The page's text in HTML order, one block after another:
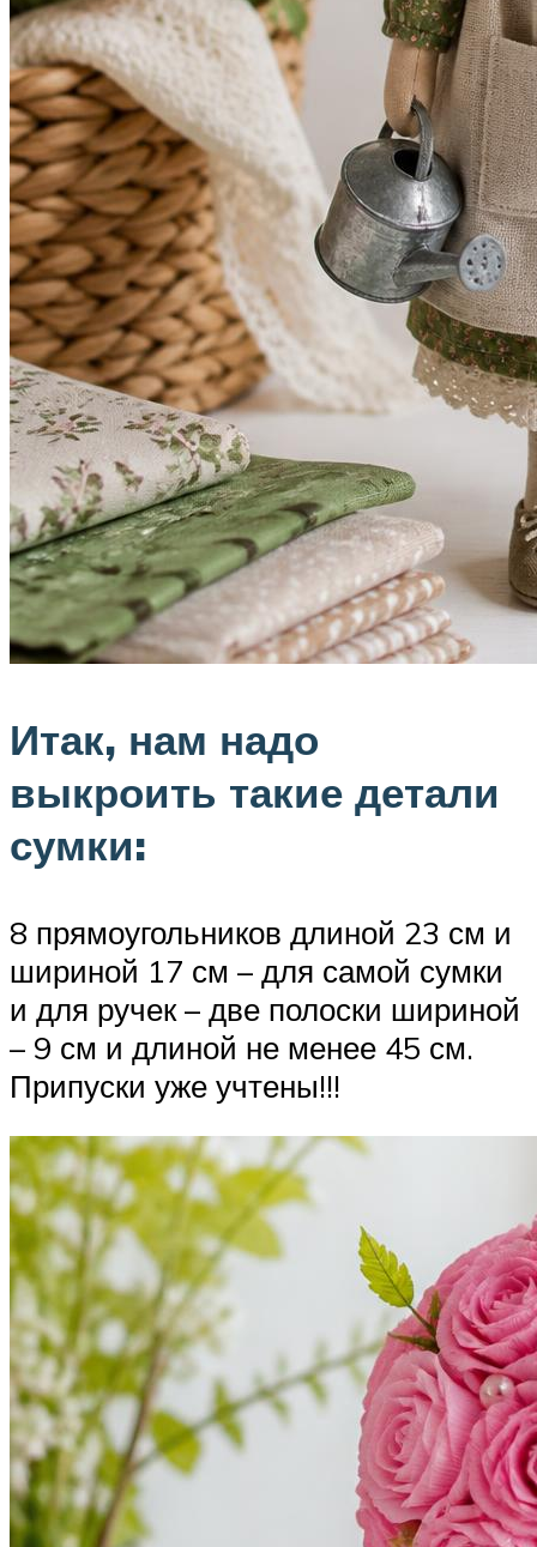
Итак, нам надо
выкроить такие детали
сумки:
8 прямоугольников длиной 23 см и
шириной 17 см – для самой сумки
и для ручек – две полоски шириной
– 9 см и длиной не менее 45 см.
Припуски уже учтены!!!